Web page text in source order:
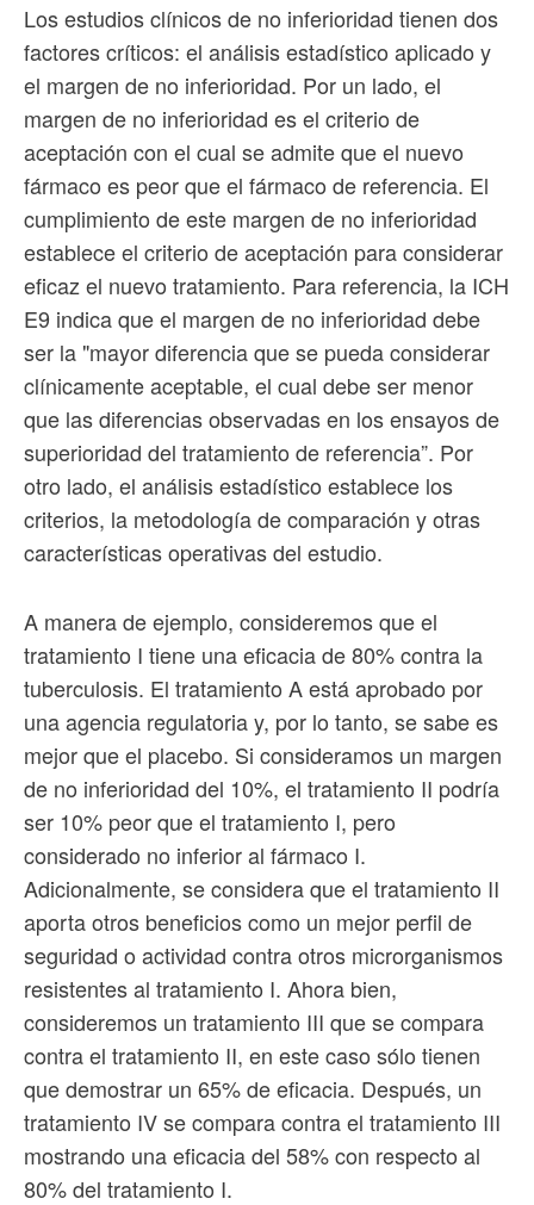
Los estudios clínicos de no inferioridad tienen dos
factores críticos: el análisis estadístico aplicado y
el margen de no inferioridad. Por un lado, el
margen de no inferioridad es el criterio de
aceptación con el cual se admite que el nuevo
fármaco es peor que el fármaco de referencia. El
cumplimiento de este margen de no inferioridad
establece el criterio de aceptación para considerar
eficaz el nuevo tratamiento. Para referencia, la ICH
E9 indica que el margen de no inferioridad debe
ser la "mayor diferencia que se pueda considerar
clínicamente aceptable, el cual debe ser menor
que las diferencias observadas en los ensayos de
superioridad del tratamiento de referencia”. Por
otro lado, el análisis estadístico establece los
criterios, la metodología de comparación y otras
características operativas del estudio.
A manera de ejemplo, consideremos que el
tratamiento I tiene una eficacia de 80% contra la
tuberculosis. El tratamiento A está aprobado por
una agencia regulatoria y, por lo tanto, se sabe es
mejor que el placebo. Si consideramos un margen
de no inferioridad del 10%, el tratamiento II podría
ser 10% peor que el tratamiento I, pero
considerado no inferior al fármaco I.
Adicionalmente, se considera que el tratamiento II
aporta otros beneficios como un mejor perfil de
seguridad o actividad contra otros microrganismos
resistentes al tratamiento I. Ahora bien,
consideremos un tratamiento III que se compara
contra el tratamiento II, en este caso sólo tienen
que demostrar un 65% de eficacia. Después, un
tratamiento IV se compara contra el tratamiento III
mostrando una eficacia del 58% con respecto al
80% del tratamiento I.